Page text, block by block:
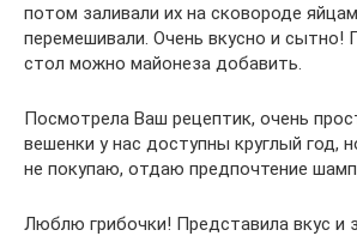
потом заливали их на сковороде
перемешивали. Очень вкусно и сытно!
стол можно майонеза добавить.
Посмотрела Ваш рецептик, очень
вешенки у нас доступны круглый год,
не покупаю, отдаю предпочтение
Люблю грибочки! Представила вкус и